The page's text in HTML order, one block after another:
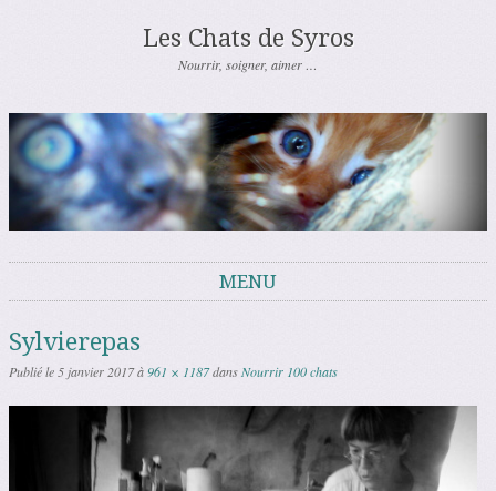
Les Chats de Syros
Nourrir, soigner, aimer …
MENU
Sylvierepas
Publié le5 janvier 2017à961 × 1187dansNourrir 100 chats